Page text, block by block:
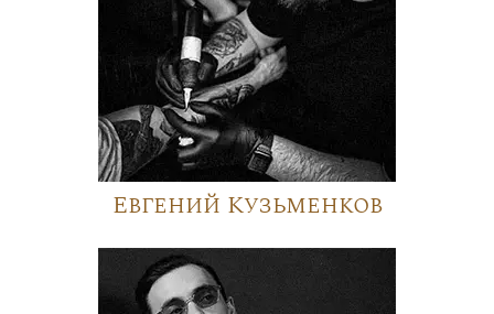
Евгений Кузьменков